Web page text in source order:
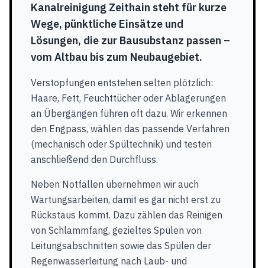
Kanalreinigung Zeithain steht für kurze
Wege, pünktliche Einsätze und
Lösungen, die zur Bausubstanz passen –
vom Altbau bis zum Neubaugebiet.
Verstopfungen entstehen selten plötzlich:
Haare, Fett, Feuchttücher oder Ablagerungen
an Übergängen führen oft dazu. Wir erkennen
den Engpass, wählen das passende Verfahren
(mechanisch oder Spültechnik) und testen
anschließend den Durchfluss.
Neben Notfällen übernehmen wir auch
Wartungsarbeiten, damit es gar nicht erst zu
Rückstaus kommt. Dazu zählen das Reinigen
von Schlammfang, gezieltes Spülen von
Leitungsabschnitten sowie das Spülen der
Regenwasserleitung nach Laub- und